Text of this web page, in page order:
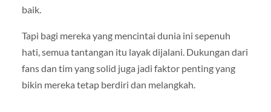
baik.
Tapi bagi mereka yang mencintai dunia ini sepenuh
hati, semua tantangan itu layak dijalani. Dukungan dari
fans dan tim yang solid juga jadi faktor penting yang
bikin mereka tetap berdiri dan melangkah.